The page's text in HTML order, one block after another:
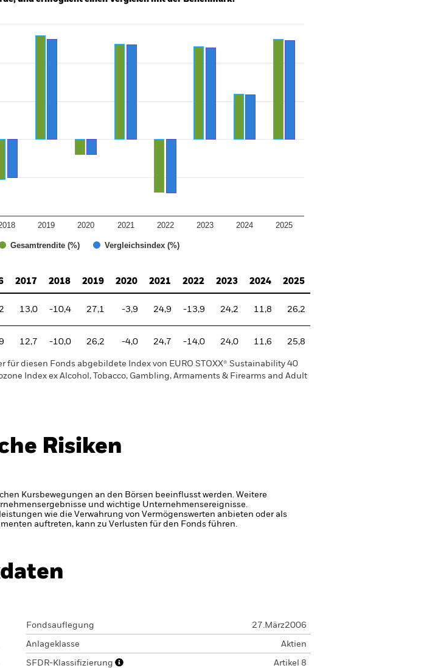
Gesamtrendite (%) Vergleichsindex (%)
2019 2020 2021 2022 2023 2024 2025
2017 2018 2019 2020 2021 2022 2023 2024 2025
13,0 -10,4 27,1 -3,9 24,9 -13,9 24,2 11,8 26,2
12,7 -10,0 26,2 -4,0 24,7 -14,0 24,0 11,6 25,8
für diesen Fonds abgebildete Index von EURO STOXX® Sustainability 40
Index ex Alcohol, Tobacco, Gambling, Armaments & Firearms and Adult
Risiken
Kursbewegungen an den Börsen beeinflusst werden. Weitere
und wichtige Unternehmensereignisse.
wie die Verwahrung von Vermögenswerten anbieten oder als
auftreten, kann zu Verlusten für den Fonds führen.
Fondsauflegung 27.März2006
Anlageklasse Aktien
SFDR-Klassifizierung Artikel 8